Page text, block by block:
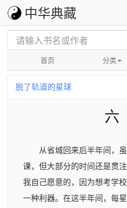
中华典藏
首页 分类
脱了轨道的星球
六
从省城回来后半年间，
课，但大部分的时间还是贯
我自己愿意的，因为想考学
一种利器。在这半年间，每